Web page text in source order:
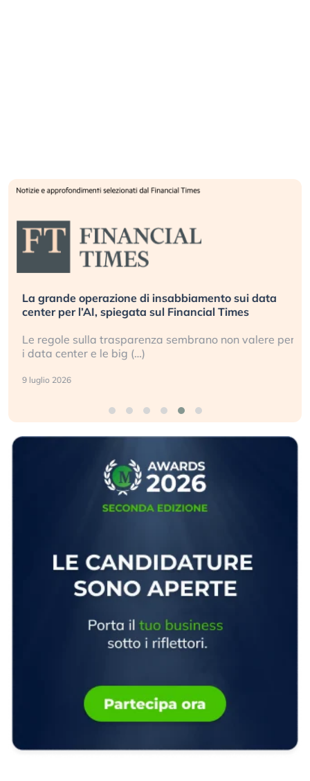
La grande operazione di insabbiamento sui data
center per l’AI, spiegata sul Financial Times
Le regole sulla trasparenza sembrano non valere per
i data center e le big (…)
9 luglio 2026